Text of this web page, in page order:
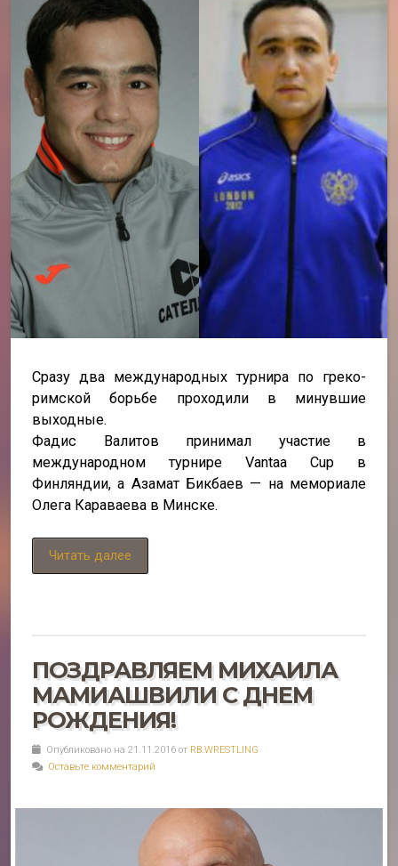
Сразу два международных турнира по греко-
римской борьбе проходили в минувшие
выходные.
Фадис Валитов принимал участие в
международном турнире Vantaa Cup в
Финляндии, а Азамат Бикбаев — на мемориале
Олега Караваева в Минске.
Читать далее
ПОЗДРАВЛЯЕМ МИХАИЛА
МАМИАШВИЛИ С ДНЕМ
РОЖДЕНИЯ!
Опубликовано на 21.11.2016 от RB.WRESTLING
Оставьте комментарий